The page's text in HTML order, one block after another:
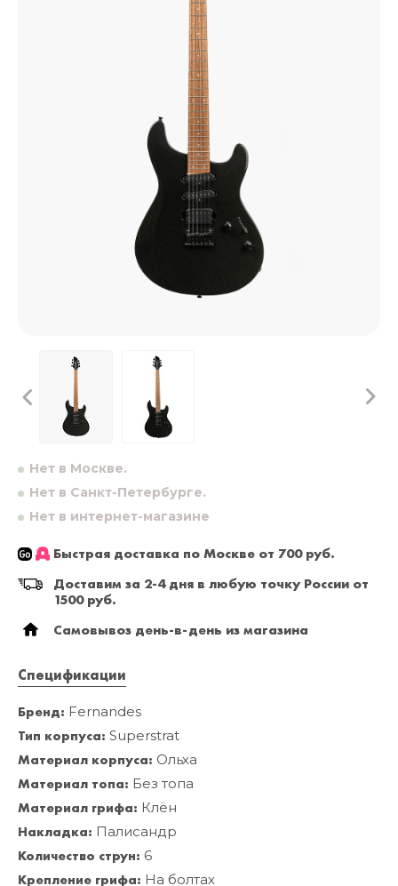
Нет в Москве.
Нет в Санкт-Петербурге.
Нет в интернет-магазине
Быстрая доставка по Москве от 700 руб.
Доставим за 2-4 дня в любую точку России от
1500 руб.
Самовывоз день-в-день из магазина
Спецификации
Бренд: Fernandes
Тип корпуса: Superstrat
Материал корпуса: Ольха
Материал топа: Без топа
Материал грифа: Клён
Накладка: Палисандр
Количество струн: 6
Крепление грифа: На болтах